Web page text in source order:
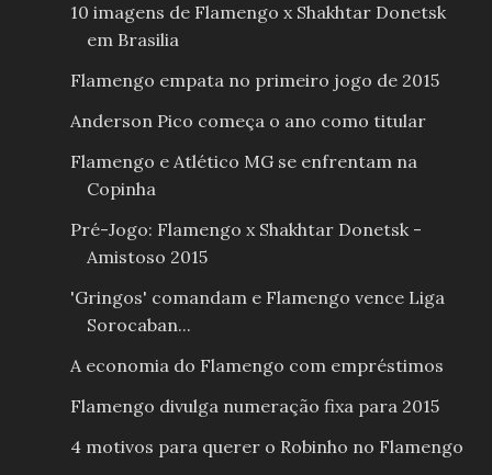
10 imagens de Flamengo x Shakhtar Donetsk
em Brasilia
Flamengo empata no primeiro jogo de 2015
Anderson Pico começa o ano como titular
Flamengo e Atlético MG se enfrentam na
Copinha
Pré-Jogo: Flamengo x Shakhtar Donetsk -
Amistoso 2015
'Gringos' comandam e Flamengo vence Liga
Sorocaban...
A economia do Flamengo com empréstimos
Flamengo divulga numeração fixa para 2015
4 motivos para querer o Robinho no Flamengo